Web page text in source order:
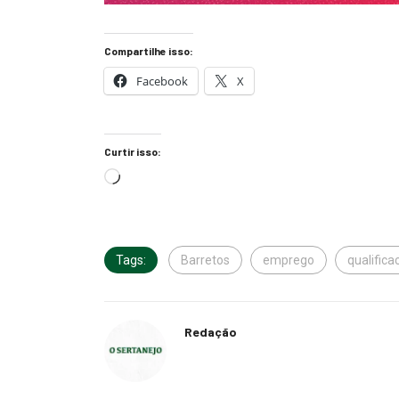
Compartilhe isso:
Facebook X
Curtir isso:
Tags: Barretos emprego
Redação